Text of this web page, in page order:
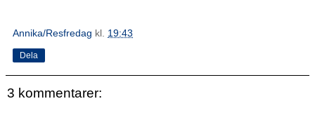
Annika/Resfredag kl. 19:43
Dela
3 kommentarer: